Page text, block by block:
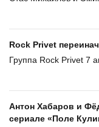
Rock Privet
Группа Rock Privet 7
Антон Хабаров и
сериале «Поле